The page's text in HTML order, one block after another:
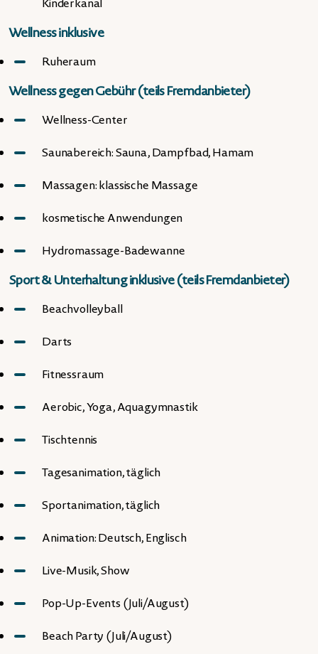
Kinderkanal
Wellness inklusive
Ruheraum
Wellness gegen Gebühr (teils Fremdanbieter)
Wellness-Center
Saunabereich: Sauna, Dampfbad, Hamam
Massagen: klassische Massage
kosmetische Anwendungen
Hydromassage-Badewanne
Sport & Unterhaltung inklusive (teils Fremdanbieter)
Beachvolleyball
Darts
Fitnessraum
Aerobic, Yoga, Aquagymnastik
Tischtennis
Tagesanimation, täglich
Sportanimation, täglich
Animation: Deutsch, Englisch
Live-Musik, Show
Pop-Up-Events (Juli/August)
Beach Party (Juli/August)